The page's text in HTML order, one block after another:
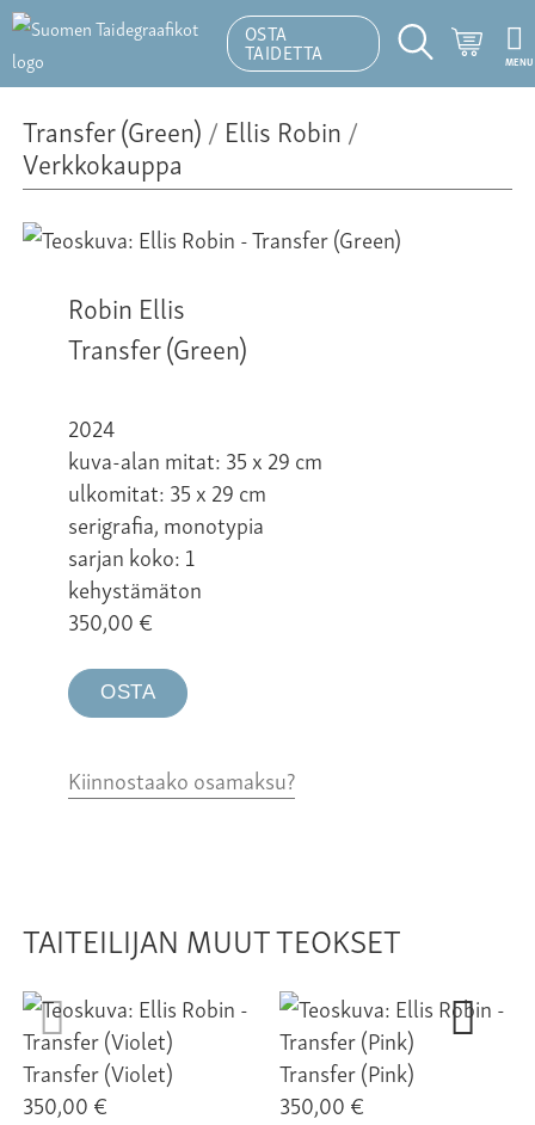
OSTA
TAIDETTA
Hakutoiminto
MENU
Transfer (Green)/ Ellis Robin/
Verkkokauppa
Robin Ellis
Transfer (Green)
2024
kuva-alan mitat: 35 x 29 cm
ulkomitat: 35 x 29 cm
serigrafia, monotypia
sarjan koko: 1
kehystämäton
350,00€
OSTA
Kiinnostaako osamaksu?
TAITEILIJAN MUUT TEOKSET
Transfer (Violet)
350,00 €
Transfer (Pink)
350,00 €